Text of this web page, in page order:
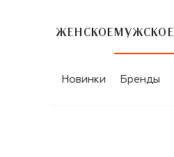
ЖЕНСКОЕ МУЖСКОЕ
Новинки Бренды